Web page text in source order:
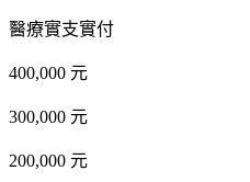
醫療實支實付
400,000 元
300,000 元
200,000 元